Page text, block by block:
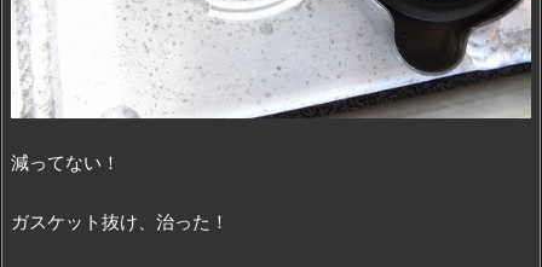
減ってない！
ガスケット抜け、治った！